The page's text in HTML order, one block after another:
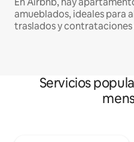
amueblados, ideales para
traslados y contrataciones
Servicios